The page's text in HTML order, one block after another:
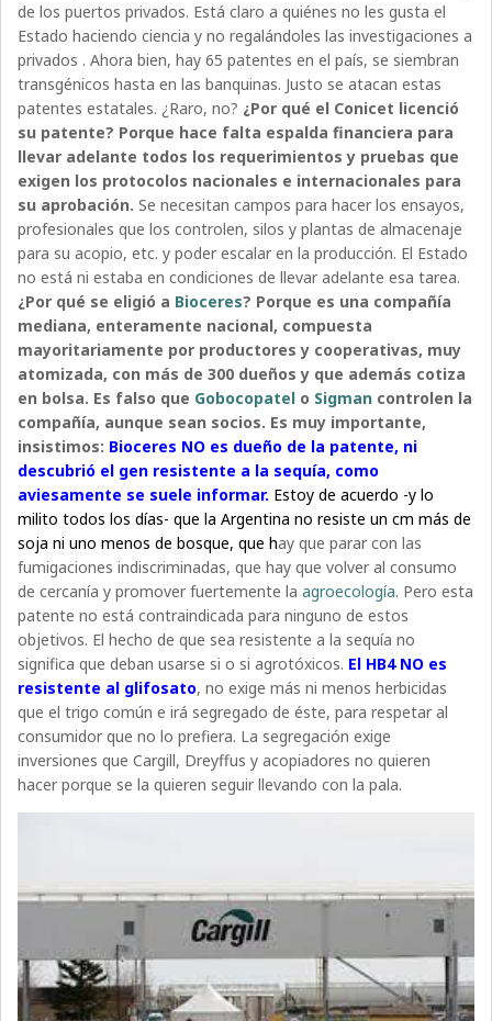
de los puertos privados. Está claro a quiénes no les gusta el
Estado haciendo ciencia y no regalándoles las investigaciones a
privados . Ahora bien, hay 65 patentes en el país, se siembran
transgénicos hasta en las banquinas. Justo se atacan estas
patentes estatales. ¿Raro, no? ¿Por qué el Conicet licenció
su patente? Porque hace falta espalda financiera para
llevar adelante todos los requerimientos y pruebas que
exigen los protocolos nacionales e internacionales para
su aprobación. Se necesitan campos para hacer los ensayos,
profesionales que los controlen, silos y plantas de almacenaje
para su acopio, etc. y poder escalar en la producción. El Estado
no está ni estaba en condiciones de llevar adelante esa tarea.
¿Por qué se eligió a Bioceres? Porque es una compañía
mediana, enteramente nacional, compuesta
mayoritariamente por productores y cooperativas, muy
atomizada, con más de 300 dueños y que además cotiza
en bolsa. Es falso que Gobocopatel o Sigman controlen la
compañía, aunque sean socios. Es muy importante,
insistimos: Bioceres NO es dueño de la patente, ni
descubrió el gen resistente a la sequía, como
aviesamente se suele informar. Estoy de acuerdo -y lo
milito todos los días- que la Argentina no resiste un cm más de
soja ni uno menos de bosque, que hay que parar con las
fumigaciones indiscriminadas, que hay que volver al consumo
de cercanía y promover fuertemente laagroecología. Pero esta
patente no está contraindicada para ninguno de estos
objetivos. El hecho de que sea resistente a la sequía no
significa que deban usarse si o si agrotóxicos. El HB4 NO es
resistente al glifosato, no exige más ni menos herbicidas
que el trigo común e irá segregado de éste, para respetar al
consumidor que no lo prefiera. La segregación exige
inversiones que Cargill, Dreyffus y acopiadores no quieren
hacer porque se la quieren seguir llevando con la pala.